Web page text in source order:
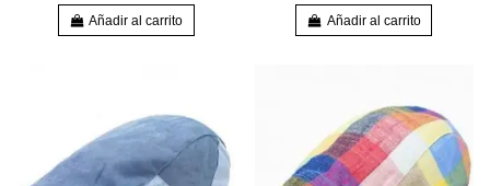
Añadir al carrito
Añadir al carrito